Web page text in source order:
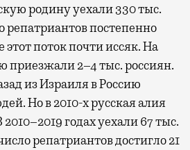
родину уехали 330 тыс.
репатриантов постепенно
поток почти иссяк. На
приезжали 2–4 тыс. россиян.
из Израиля в Россию
Но в 2010-х русская алия
2010–2019 годах уехали 67 тыс.
репатриантов достигло 21